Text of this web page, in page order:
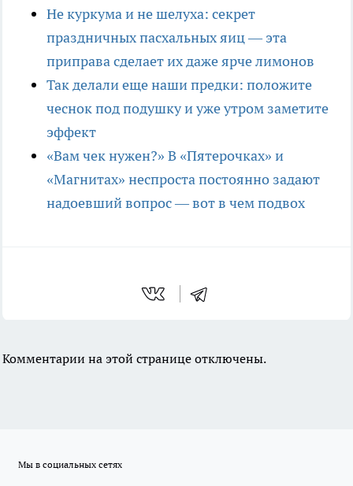
Не куркума и не шелуха: секрет
праздничных пасхальных яиц — эта
приправа сделает их даже ярче лимонов
Так делали еще наши предки: положите
чеснок под подушку и уже утром заметите
эффект
«Вам чек нужен?» В «Пятерочках» и
«Магнитах» неспроста постоянно задают
надоевший вопрос — вот в чем подвох
Комментарии на этой странице отключены.
Мы в социальных сетях